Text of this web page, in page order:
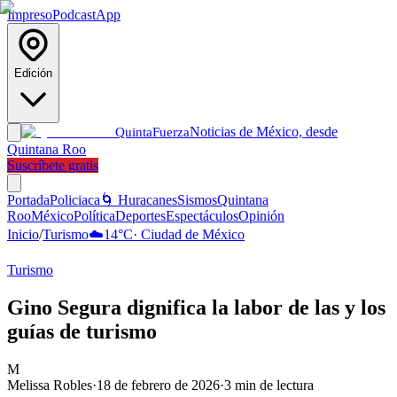
ImpresoPodcastApp
Edición
QuintaFuerzaNoticias de México, desde
Quintana Roo
Suscríbete gratis
PortadaPoliciaca 🌀 HuracanesSismosQuintana
RooMéxicoPolíticaDeportesEspectáculosOpinión
Inicio/Turismo☁️14°C· Ciudad de México
Turismo
Gino Segura dignifica la labor de las y los
guías de turismo
M
Melissa Robles·18 de febrero de 2026·3 min de lectura